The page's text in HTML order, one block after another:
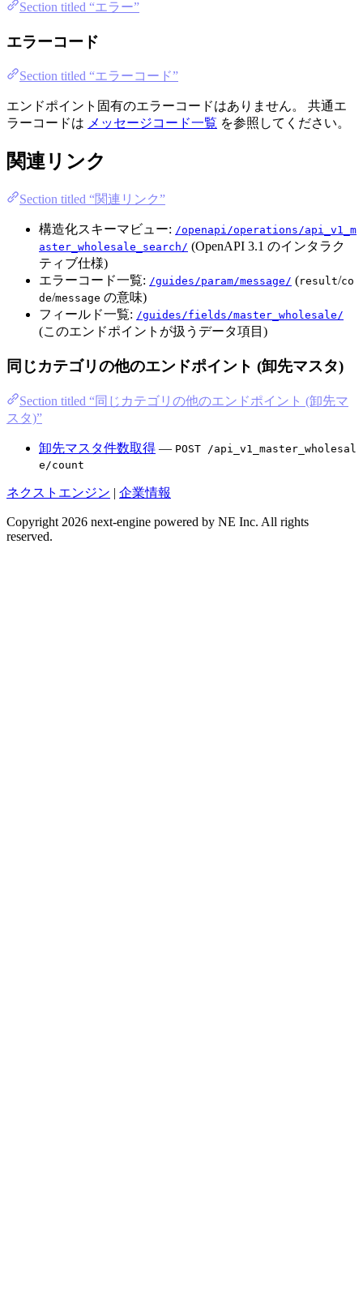
Section titled “エラー”
エラーコード
Section titled “エラーコード”
エンドポイント固有のエラーコードはありません。 共通エ
ラーコードは メッセージコード一覧 を参照してください。
関連リンク
Section titled “関連リンク”
構造化スキーマビュー: /openapi/operations/api_v1_m
aster_wholesale_search/ (OpenAPI 3.1 のインタラク
ティブ仕様)
エラーコード一覧: /guides/param/message/ (result/co
de/message の意味)
フィールド一覧: /guides/fields/master_wholesale/
(このエンドポイントが扱うデータ項目)
同じカテゴリの他のエンドポイント (卸先マスタ)
Section titled “同じカテゴリの他のエンドポイント (卸先マ
スタ)”
卸先マスタ件数取得 — POST /api_v1_master_wholesal
e/count
ネクストエンジン | 企業情報
Copyright 2026 next-engine powered by NE Inc. All rights
reserved.